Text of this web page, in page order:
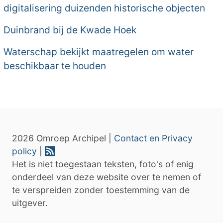
digitalisering duizenden historische objecten
Duinbrand bij de Kwade Hoek
Waterschap bekijkt maatregelen om water
beschikbaar te houden
2026 Omroep Archipel | Contact en Privacy
policy
Het is niet toegestaan teksten, foto's of enig
onderdeel van deze website over te nemen of
te verspreiden zonder toestemming van de
uitgever.